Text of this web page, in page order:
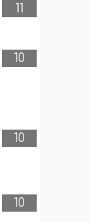
11
10
10
10